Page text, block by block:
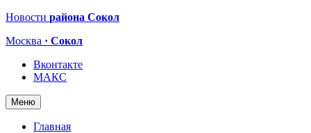
Новости района Сокол
Москва · Сокол
Вконтакте
МАКС
Меню
Главная